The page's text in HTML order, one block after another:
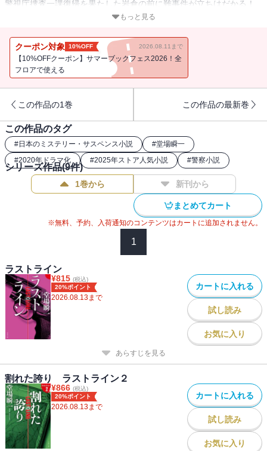
警視庁捜査一課復帰を果たした岩倉の前に難事件が立ちはだかる！
愛弟子。伊藤彩香らと懸命の捜査に邁進するが・・・・・・。
本庁捜査一課長の強い引きで、立川中央署から捜査一課に復帰した
岩倉。愛弟子とも言うべき伊藤彩香とのコンビも復活した。
そんな岩倉の前に難事件が立ちはだかる。町田市の公園で若い男性
岩倉たちの懸命の捜査で遺体の身元は明らかになったが、やがてそ
の男にはストーカー疑惑が持ち上がる――。
一方、時期を同じくして少女の失踪事件、そして女性ばかりが犠牲
者の連続殺人事件も発生していた。
もっと見る
クーポン対象 10%OFF 2026.08.11まで
【10%OFFクーポン】サマーブックフェス2026！全
フロアで使える
この作品の1巻 この作品の最新巻
この作品のタグ
#日本のミステリー・サスペンス小説 #堂場瞬一
#2020年ドラマ化 #2025年ストア人気小説 #警察小説
シリーズ作品(9件)
1巻から 新刊から
まとめてカート
※無料、予約、入荷通知のコンテンツはカートに追加されません。
1
ラストライン
¥815 (税込)
20%ポイント
2026.08.13まで
カートに入れる
試し読み
お気に入り
あらすじを見る
割れた誇り ラストライン２
¥866 (税込)
20%ポイント
2026.08.13まで
カートに入れる
試し読み
お気に入り